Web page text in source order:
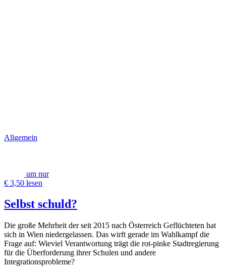
Allgemein
um nur
€ 3,50 lesen
Selbst schuld?
Die große Mehrheit der seit 2015 nach Österreich Geflüchteten hat
sich in Wien niedergelassen. Das wirft gerade im Wahlkampf die
Frage auf: Wieviel Verantwortung trägt die rot-pinke Stadtregierung
für die Überforderung ihrer Schulen und andere
Integrationsprobleme?